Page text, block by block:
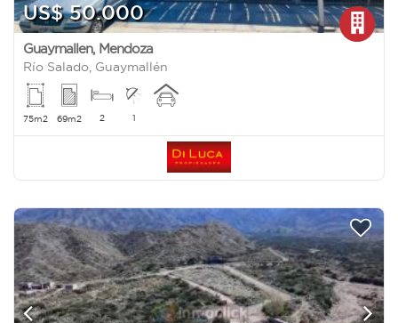
US$ 50.000
Guaymallen, Mendoza
Río Salado, Guaymallén
75m2 69m2 2 1